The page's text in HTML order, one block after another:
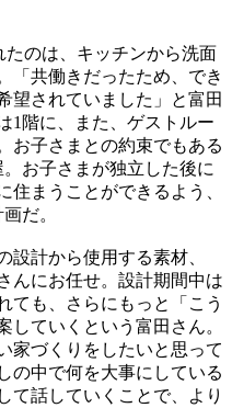
のは、キッチンから洗面
「共働きだったため、でき
望されていました」と富田
1階に、また、ゲストルー
お子さまとの約束でもある
お子さまが独立した後に
住まうことができるよう、
だ。
設計から使用する素材、
んにお任せ。設計期間中は
ても、さらにもっと「こう
していくという富田さん。
家づくりをしたいと思って
の中で何を大事にしている
て話していくことで、より